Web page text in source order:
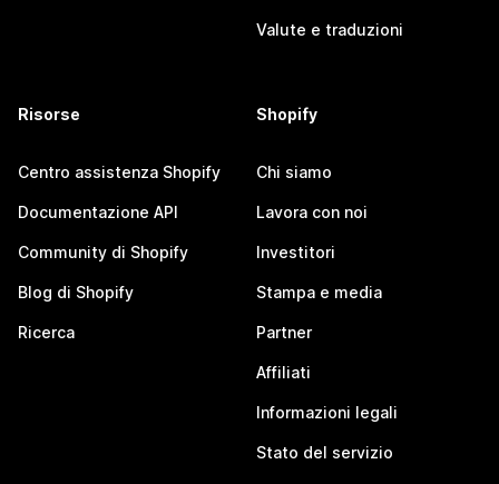
Valute e traduzioni
Risorse
Centro assistenza Shopify
Documentazione API
Community di Shopify
Blog di Shopify
Ricerca
Shopify
Chi siamo
Lavora con noi
Investitori
Stampa e media
Partner
Affiliati
Informazioni legali
Stato del servizio